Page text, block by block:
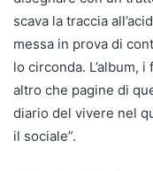
scava la traccia
messa in prova di
lo circonda. L’album,
altro che pagine di
diario del vivere nel
il sociale”.